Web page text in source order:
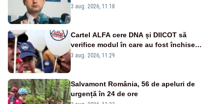
3 aug. 2026, 11:18
Cartel ALFA cere DNA și DIICOT să
verifice modul în care au fost închise
centralele pe cărbune
3 aug. 2026, 11:29
Salvamont România, 56 de apeluri de
urgență în 24 de ore